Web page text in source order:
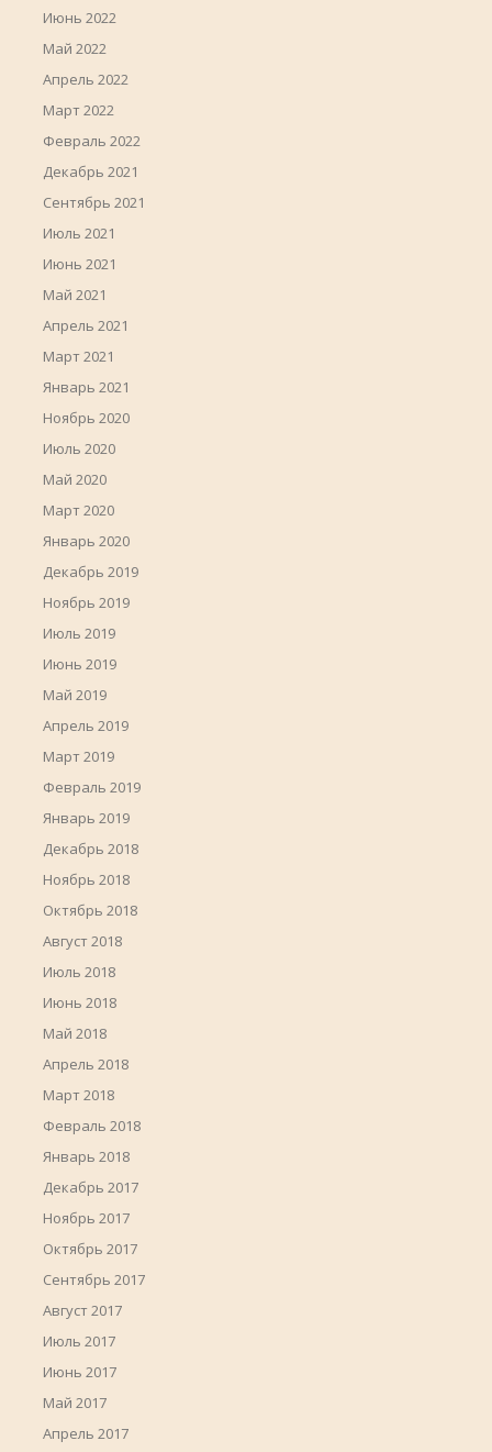
Июнь 2022
Май 2022
Апрель 2022
Март 2022
Февраль 2022
Декабрь 2021
Сентябрь 2021
Июль 2021
Июнь 2021
Май 2021
Апрель 2021
Март 2021
Январь 2021
Ноябрь 2020
Июль 2020
Май 2020
Март 2020
Январь 2020
Декабрь 2019
Ноябрь 2019
Июль 2019
Июнь 2019
Май 2019
Апрель 2019
Март 2019
Февраль 2019
Январь 2019
Декабрь 2018
Ноябрь 2018
Октябрь 2018
Август 2018
Июль 2018
Июнь 2018
Май 2018
Апрель 2018
Март 2018
Февраль 2018
Январь 2018
Декабрь 2017
Ноябрь 2017
Октябрь 2017
Сентябрь 2017
Август 2017
Июль 2017
Июнь 2017
Май 2017
Апрель 2017